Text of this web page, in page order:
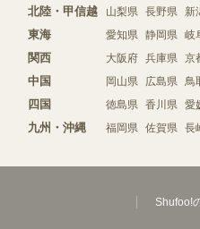
北陸・甲信越 山梨県 長野県 新
東海 愛知県 静岡県 岐
関西 大阪府 兵庫県 京
中国 岡山県 広島県 鳥
四国 徳島県 香川県 愛
九州・沖縄 福岡県 佐賀県 長
Shufoo!